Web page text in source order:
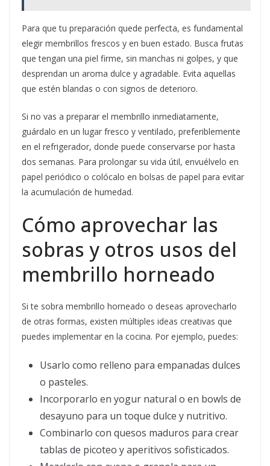
Para que tu preparación quede perfecta, es fundamental
elegir membrillos frescos y en buen estado. Busca frutas
que tengan una piel firme, sin manchas ni golpes, y que
desprendan un aroma dulce y agradable. Evita aquellas
que estén blandas o con signos de deterioro.
Si no vas a preparar el membrillo inmediatamente,
guárdalo en un lugar fresco y ventilado, preferiblemente
en el refrigerador, donde puede conservarse por hasta
dos semanas. Para prolongar su vida útil, envuélvelo en
papel periódico o colócalo en bolsas de papel para evitar
la acumulación de humedad.
Cómo aprovechar las
sobras y otros usos del
membrillo horneado
Si te sobra membrillo horneado o deseas aprovecharlo
de otras formas, existen múltiples ideas creativas que
puedes implementar en la cocina. Por ejemplo, puedes:
Usarlo como relleno para empanadas dulces
o pasteles.
Incorporarlo en yogur natural o en bowls de
desayuno para un toque dulce y nutritivo.
Combinarlo con quesos maduros para crear
tablas de picoteo y aperitivos sofisticados.